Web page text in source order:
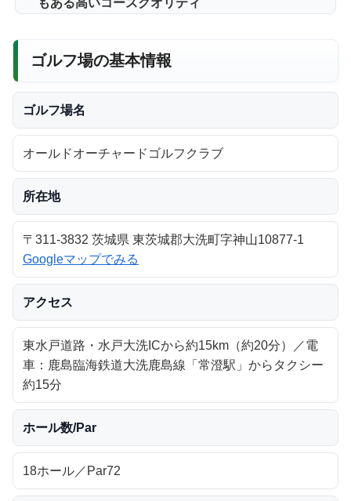
もある高いコースクオリティ
ゴルフ場の基本情報
ゴルフ場名
オールドオーチャードゴルフクラブ
所在地
〒311-3832 茨城県 東茨城郡大洗町字神山10877-1
Googleマップでみる
アクセス
東水戸道路・水戸大洗ICから約15km（約20分）／電
車：鹿島臨海鉄道大洗鹿島線「常澄駅」からタクシー
約15分
ホール数/Par
18ホール／Par72